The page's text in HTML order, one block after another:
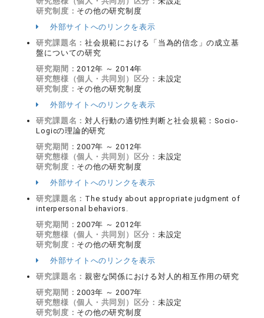
研究制度： その他の研究制度
外部サイトへのリンクを表示
研究課題名：社会規範における「当為的信念」の成立基
盤についての研究
研究期間：2012年 ～ 2014年
研究態様（個人・共同別）区分： 未設定
研究制度： その他の研究制度
外部サイトへのリンクを表示
研究課題名：対人行動の適切性判断と社会規範：Socio-
Logicの理論的研究
研究期間：2007年 ～ 2012年
研究態様（個人・共同別）区分： 未設定
研究制度： その他の研究制度
外部サイトへのリンクを表示
研究課題名： The study about appropriate judgment of
interpersonal behaviors.
研究期間：2007年 ～ 2012年
研究態様（個人・共同別）区分： 未設定
研究制度： その他の研究制度
外部サイトへのリンクを表示
研究課題名：親密な関係における対人的相互作用の研究
研究期間：2003年 ～ 2007年
研究態様（個人・共同別）区分： 未設定
研究制度： その他の研究制度